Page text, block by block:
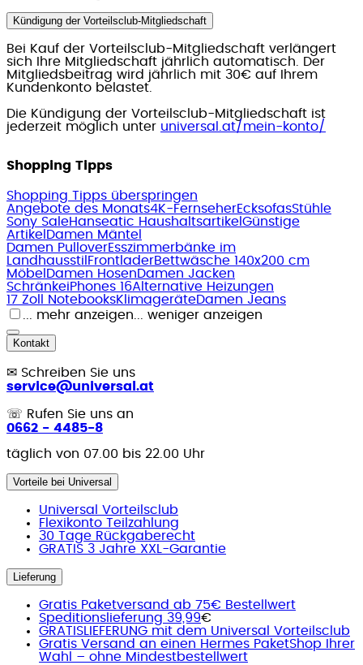
Kündigung der Vorteilsclub-Mitgliedschaft
Bei Kauf der Vorteilsclub-Mitgliedschaft verlängert
sich Ihre Mitgliedschaft jährlich automatisch. Der
Mitgliedsbeitrag wird jährlich mit 30€ auf Ihrem
Kundenkonto belastet.
Die Kündigung der Vorteilsclub-Mitgliedschaft ist
jederzeit möglich unter universal.at/mein-konto/
Shopping Tipps
Shopping Tipps überspringen
Angebote des Monats4K-FernseherEcksofasStühle
Sony SaleHanseatic Haushaltsartikel Günstige
Artikel Damen Mäntel
Damen PulloverEsszimmerbänke im
Landhausstil FrontladerBettwäsche 140x200 cm
Möbel Damen HosenDamen Jacken
SchränkeiPhones 16Alternative Heizungen
17 Zoll NotebooksKlimageräteDamen Jeans
... mehr anzeigen... weniger anzeigen
Kontakt
✉ Schreiben Sie uns
service@universal.at
☏ Rufen Sie uns an
0662 - 4485-8
täglich von 07.00 bis 22.00 Uhr
Vorteile bei Universal
Universal Vorteilsclub
Flexikonto Teilzahlung
30 Tage Rückgaberecht
GRATIS 3 Jahre XXL-Garantie
Lieferung
Gratis Paketversand ab 75€ Bestellwert
Speditionslieferung 39,99€
GRATISLIEFERUNG mit dem Universal Vorteilsclub
Gratis Versand an einen Hermes PaketShop Ihrer
Wahl – ohne Mindestbestellwert